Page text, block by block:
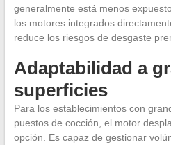
generalmente está menos
los motores integrados
reduce los riesgos de desgaste
Adaptabilidad a
superficies
Para los establecimientos con
puestos de cocción, el motor
opción. Es capaz de gestionar